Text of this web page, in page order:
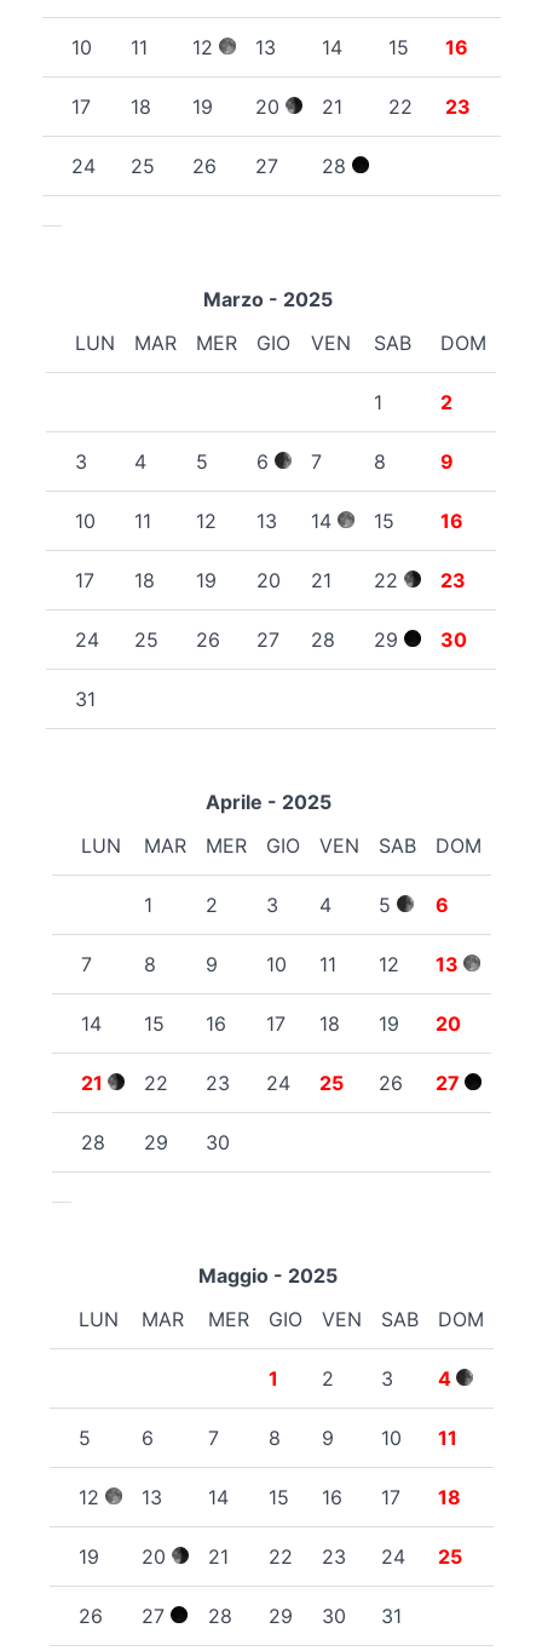
10 11 12 13 14 15 16
17 18 19 20 21 22 23
24 25 26 27 28
Marzo - 2025
LUN
MAR MER GIO VEN SAB DOM
1 2
3 4 5 6 7 8 9
10 11 12 13 14 15 16
17 18 19 20 21 22 23
24 25 26 27 28 29 30
31
Aprile - 2025
LUN
MAR MER GIO VEN SAB DOM
1 2 3 4 5 6
7 8 9 10 11 12 13
14 15 16 17 18 19 20
21 22 23 24 25 26 27
28 29 30
Maggio - 2025
LUN
MAR MER GIO VEN SAB DOM
1 2 3 4
5 6 7 8 9 10 11
12 13 14 15 16 17 18
19 20 21 22 23 24 25
26 27 28 29 30 31